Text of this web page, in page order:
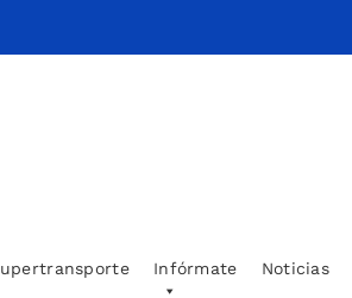
Infórmate Noticias